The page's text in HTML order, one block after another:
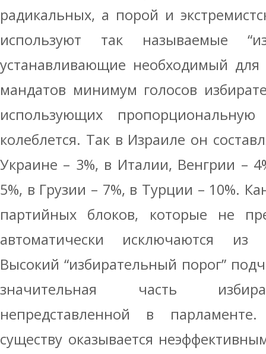
радикальных, а порой и
используют так называемые
устанавливающие необходимый для
мандатов минимум голосов
использующих пропорциональную
колеблется. Так в Израиле он
Украине – 3%, в Италии, Венгрии –
5%, в Грузии – 7%, в Турции – 10%.
партийных блоков, которые не
автоматически исключаются из
Высокий “избирательный порог”
значительная часть
непредставленной в
существу оказывается